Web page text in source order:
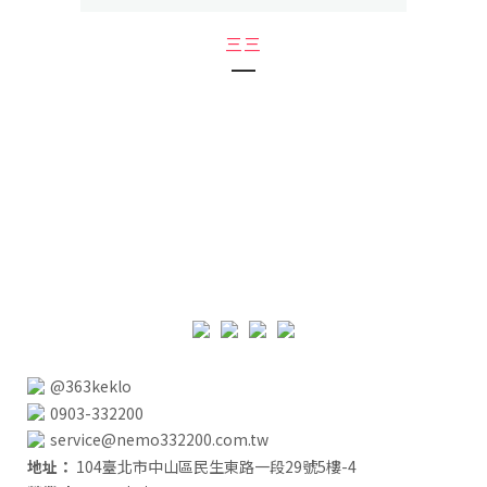
三三
@363keklo
0903-332200
service@nemo332200.com.tw
地址： 104臺北市中山區民生東路一段29號5樓-4